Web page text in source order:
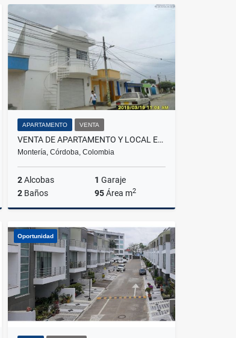
Venta
APARTAMENTO VENTA
VENTA DE APARTAMENTO Y LOCAL EN EL BARRIO 6 DE MARZO
Montería, Córdoba, Colombia
2Alcobas 1 Garaje
2 Baños 95Área m2
Venta
$160.000.000
Oportunidad